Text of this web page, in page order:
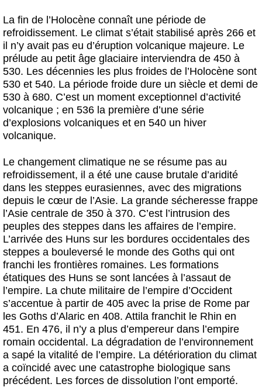
La fin de l’Holocène connaît une période de
refroidissement. Le climat s’était stabilisé après 266 et
il n’y avait pas eu d’éruption volcanique majeure. Le
prélude au petit âge glaciaire interviendra de 450 à
530. Les décennies les plus froides de l’Holocène sont
530 et 540. La période froide dure un siècle et demi de
530 à 680. C’est un moment exceptionnel d’activité
volcanique ; en 536 la première d’une série
d’explosions volcaniques et en 540 un hiver
volcanique.
Le changement climatique ne se résume pas au
refroidissement, il a été une cause brutale d’aridité
dans les steppes eurasiennes, avec des migrations
depuis le cœur de l’Asie. La grande sécheresse frappe
l’Asie centrale de 350 à 370. C’est l’intrusion des
peuples des steppes dans les affaires de l’empire.
L’arrivée des Huns sur les bordures occidentales des
steppes a bouleversé le monde des Goths qui ont
franchi les frontières romaines. Les formations
étatiques des Huns se sont lancées à l’assaut de
l’empire. La chute militaire de l’empire d’Occident
s’accentue à partir de 405 avec la prise de Rome par
les Goths d’Alaric en 408. Attila franchit le Rhin en
451. En 476, il n’y a plus d’empereur dans l’empire
romain occidental. La dégradation de l’environnement
a sapé la vitalité de l’empire. La détérioration du climat
a coïncidé avec une catastrophe biologique sans
précédent. Les forces de dissolution l’ont emporté.